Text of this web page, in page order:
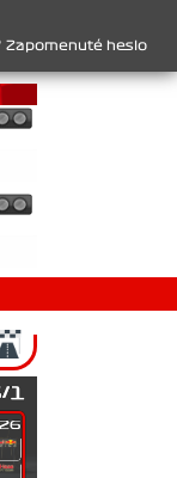
SprintCup - 1.
Zapomenuté heslo